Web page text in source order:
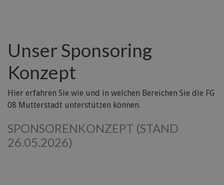
Unser Sponsoring
Konzept
Hier erfahren Sie wie und in welchen Bereichen Sie die FG
08 Mutterstadt unterstützen können.
SPONSORENKONZEPT (STAND
26.05.2026)